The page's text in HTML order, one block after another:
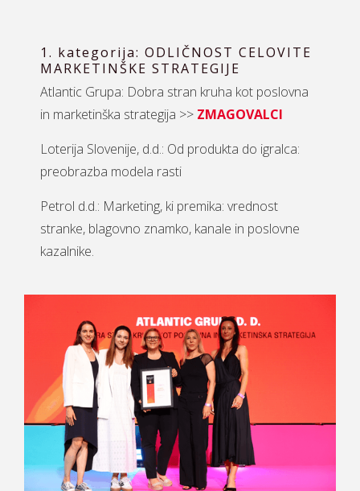
1. kategorija: ODLIČNOST CELOVITE
MARKETINŠKE STRATEGIJE
Atlantic Grupa: Dobra stran kruha kot poslovna
in marketinška strategija >> ZMAGOVALCI
Loterija Slovenije, d.d.: Od produkta do igralca:
preobrazba modela rasti
Petrol d.d.: Marketing, ki premika: vrednost
stranke, blagovno znamko, kanale in poslovne
kazalnike.